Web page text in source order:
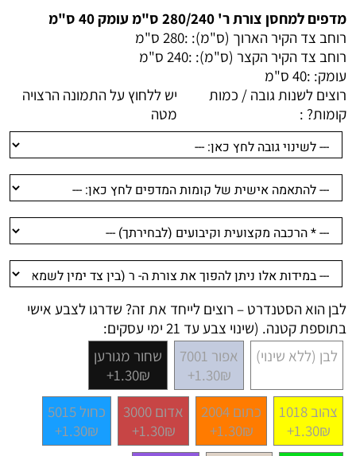
מדפים למחסן צורת ר' 280/240 ס"מ עומק 40 ס"מ
רוחב צד הקיר הארוך (ס"מ): :280 ס"מ
רוחב צד הקיר הקצר (ס"מ): :240 ס"מ
עומק: :40 ס"מ
רוצים לשנות גובה / כמות
קומות? :
יש ללחוץ על התמונה הרצויה
מטה
לבן הוא הסטנדרט – רוצים לייחד את זה? שדרגו לצבע אישי
בתוספת קטנה. (שינוי צבע עד 21 ימי עסקים:
לבן (ללא שינוי)
אפור 7001
1.30₪+
שחור מגורען
1.30₪+
צהוב 1018
1.30₪+
כתום 2004
1.30₪+
אדום 3000
1.30₪+
כחול 5015
1.30₪+